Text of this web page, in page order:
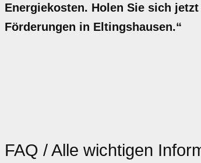
Energiekosten. Holen Sie sich
Förderungen in Eltingshausen.“
FAQ / Alle wichtigen